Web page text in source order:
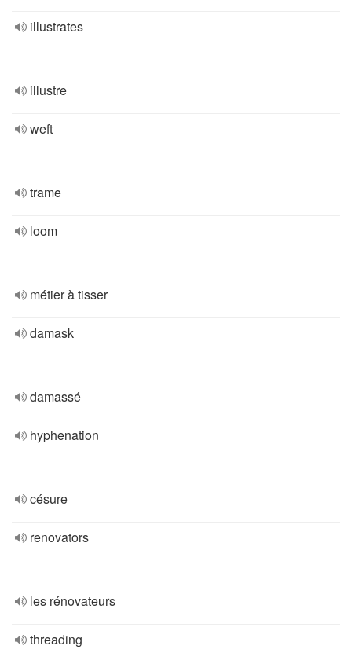
illustrates
illustre
weft
trame
loom
métier à tisser
damask
damassé
hyphenation
césure
renovators
les rénovateurs
threading